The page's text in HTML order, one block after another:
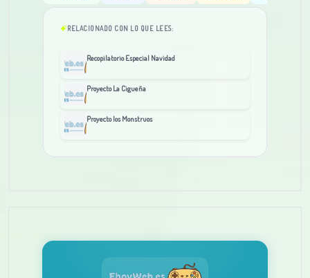
RELACIONADO CON LO QUE LEES:
Recopilatorio Especial Navidad
Proyecto La Cigueña
Proyecto los Monstruos